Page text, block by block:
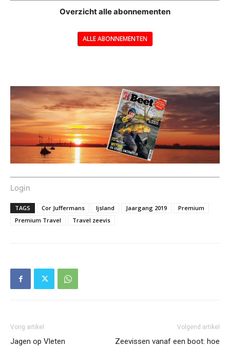
Overzicht alle abonnementen
ALLE ABONNEMENTEN
Login
TAGS Cor Juffermans Ijsland Jaargang 2019
Premium
Premium Travel
Travel zeevis
Vorig artikel
Jagen op Vleten
Volgend artikel
Zeevissen vanaf een boot: hoe